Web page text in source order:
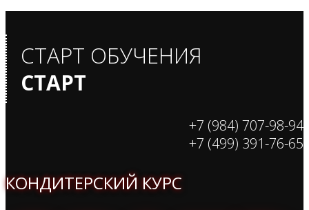
СТАРТ ОБУЧЕНИЯ
СТАРТ
+7 (984) 707-98-94
+7 (499) 391-76-65
КОНДИТЕРСКИЙ КУРС